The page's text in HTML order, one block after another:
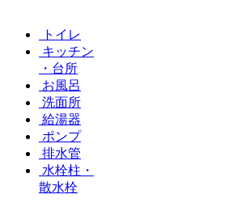
トイレ
キッチン
・台所
お風呂
洗面所
給湯器
ポンプ
排水管
水栓柱・
散水栓